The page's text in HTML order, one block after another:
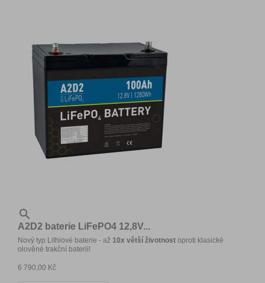

A2D2 baterie LiFePO4 12,8V...
Nový typ Lithiové baterie - až 10x větší životnost oproti klasické
olověné trakční baterii!
6 790,00 Kč